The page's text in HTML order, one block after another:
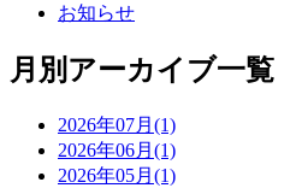
お知らせ
月別アーカイブ一覧
2026年07月(1)
2026年06月(1)
2026年05月(1)